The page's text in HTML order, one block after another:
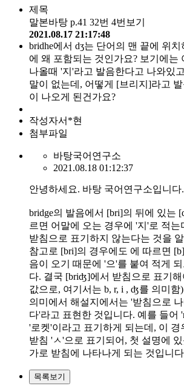
제목
말본바탕 p.41 32번 4번보기
2021.08.17 21:17:48
bridhe에서 dʒ는 단어의 맨 끝에 위
에 왜 포함되는 것인가요? 보기에는
나올때 '지'라고 발음한다고 나와있
말이 없는데, 어떻게 [브리지]라고
이 나오게 된건가요?
작성자서*현
첨부파일
바탕국어연구소
2021.08.18 01:12:37
안녕하세요. 바탕 국어연구소입니다.
bridge의 발음에서 [bri]의 뒤에 있는
르면 어말에 오는 경우에 '지'로 적는
받침으로 표기하지 않는다는 것을
참고로 [bri]의 경우에도 에 따르면
음이 오기 때문에 '으'를 붙여 적게
다. 결국 [briʤ]에서 받침으로 표기해
값으로, 여기서는 b, r, i , ʤ를 의미함
의미에서 해설지에서는 '받침으로
다'라고 표현한 것입니다. 예를 들어
'로켓'이라고 표기하게 되는데, 이
받침 'ㅅ'으로 표기되어, 첫 설명에
가로 받침에 나타나게 되는 것입니
목록보기